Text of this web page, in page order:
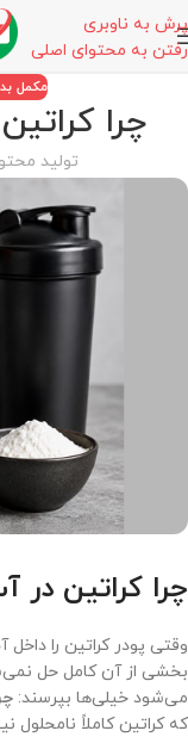
پرش به ناوبری
رفتن به محتوای اصلی
مکمل
چرا
تولید
چرا کراتین
وقتی پودر کراتین را داخل
بخشی از آن کامل حل
می‌شود خیلی‌ها بپرسند:
که کراتین کاملاً نامحلول